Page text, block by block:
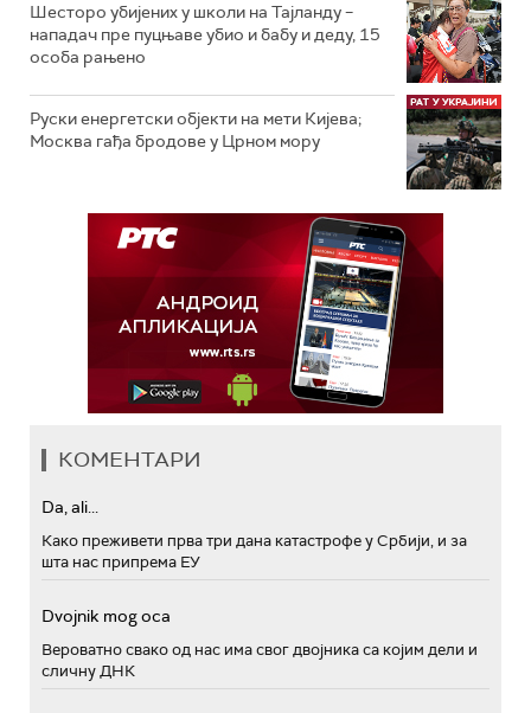
Шесторо убијених у школи на Тајланду –
нападач пре пуцњаве убио и бабу и деду, 15
особа рањено
Руски енергетски објекти на мети Кијева;
Москва гађа бродове у Црном мору
КОМЕНТАРИ
Da, ali...
Како преживети прва три дана катастрофе у Србији, и за
шта нас припрема ЕУ
Dvojnik mog oca
Вероватно свако од нас има свог двојника са којим дели и
сличну ДНК